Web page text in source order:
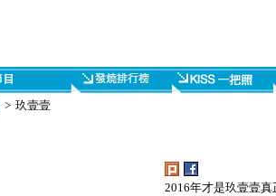
> 玖壹壹
2016年才是玖壹壹